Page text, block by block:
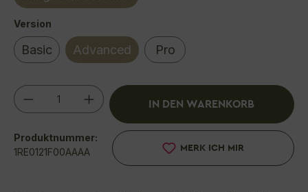
Version
Basic Advanced Pro
Produkt Anzahl: Gib den gewünschten
IN DEN WARENKORB
MERK ICH MIR
Produktnummer:
1RE0121F00AAAA